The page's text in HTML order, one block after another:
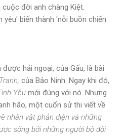
đời anh chàng Kiệt.
yêu' biến thành 'nỗi buồn chiến
hải ngoại, của Gấu, là bài
của Bảo Ninh. Ngay khi đó,
Yêu mới đúng với nó. Nhưng
hão, một cuốn sử thi viết về
nhân vật phản diện và những
sống bởi những người bộ đội